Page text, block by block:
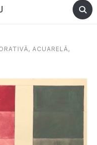
ACUARELĂ,